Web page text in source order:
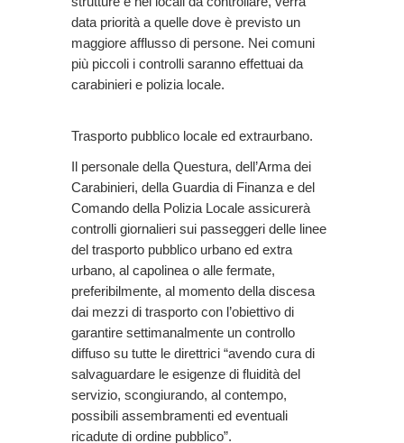
data priorità a quelle dove è previsto un
maggiore afflusso di persone. Nei comuni
più piccoli i controlli saranno effettuai da
carabinieri e polizia locale.
Trasporto pubblico locale ed extraurbano.
Il personale della Questura, dell’Arma dei
Carabinieri, della Guardia di Finanza e del
Comando della Polizia Locale assicurerà
controlli giornalieri sui passeggeri delle linee
del trasporto pubblico urbano ed extra
urbano, al capolinea o alle fermate,
preferibilmente, al momento della discesa
dai mezzi di trasporto con l’obiettivo di
garantire settimanalmente un controllo
diffuso su tutte le direttrici “avendo cura di
salvaguardare le esigenze di fluidità del
servizio, scongiurando, al contempo,
possibili assembramenti ed eventuali
ricadute di ordine pubblico”.